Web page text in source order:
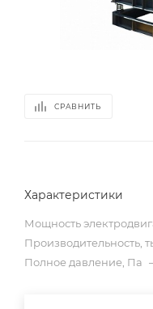
СРАВНИТЬ
Характеристики
Мощность
Производительность,
Полное давление, Па